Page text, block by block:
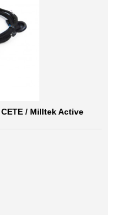
/ Milltek Active